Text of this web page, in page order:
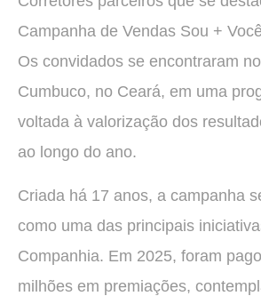
Campanha de Vendas Sou +
Os convidados se encontraram
Cumbuco, no Ceará, em uma
voltada à valorização dos
ao longo do ano.
Criada há 17 anos, a campanha
como uma das principais
Companhia. Em 2025, foram
milhões em premiações,